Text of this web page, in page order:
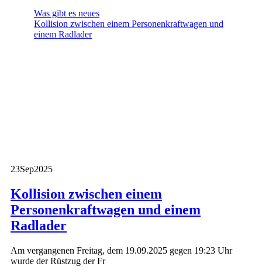
Was gibt es neues
Kollision zwischen einem Personenkraftwagen und
einem Radlader
23Sep2025
Kollision zwischen einem
Personenkraftwagen und einem
Radlader
Am vergangenen Freitag, dem 19.09.2025 gegen 19:23 Uhr
wurde der Rüstzug der Fr